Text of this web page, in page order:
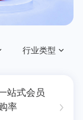
行业类型
站式会员
率